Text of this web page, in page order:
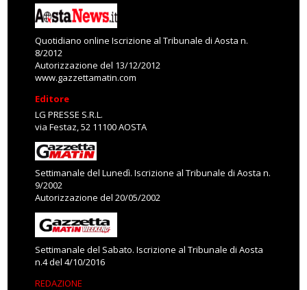
Quotidiano online Iscrizione al Tribunale di Aosta n.
8/2012
Autorizzazione del 13/12/2012
www.gazzettamatin.com
Editore
LG PRESSE S.R.L.
via Festaz, 52 11100 AOSTA
Settimanale del Lunedì. Iscrizione al Tribunale di Aosta n.
9/2002
Autorizzazione del 20/05/2002
Settimanale del Sabato. Iscrizione al Tribunale di Aosta
n.4 del 4/10/2016
REDAZIONE